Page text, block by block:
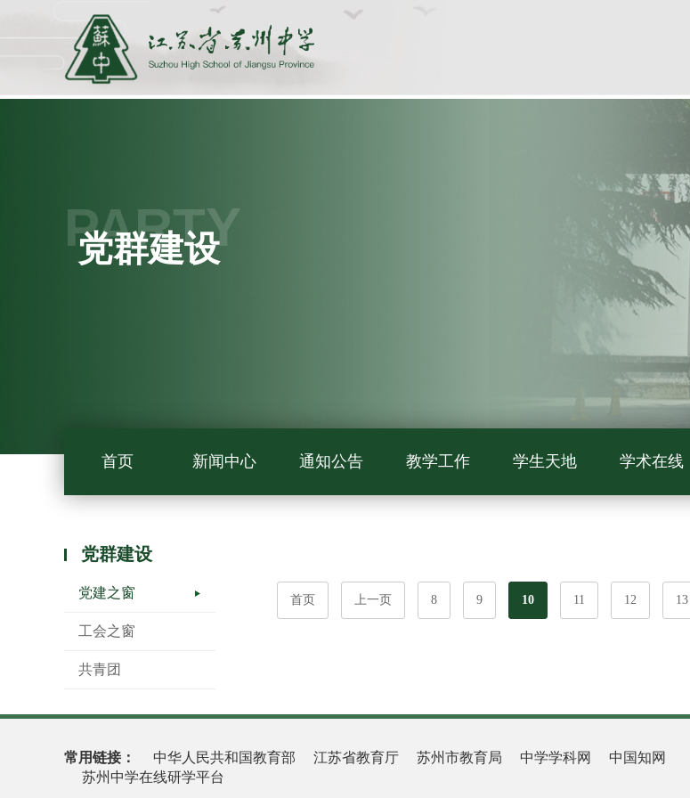
PARTY
党群建设
首页 新闻中心 通知公告 教学工作 学生天地 学术在线
党群建设
党建之窗
工会之窗
共青团
首页 上一页 8 9 10 11 12 13
常用链接： 中华人民共和国教育部 江苏省教育厅 苏州市教育局 中学学科网
中国知网
苏州中学在线研学平台